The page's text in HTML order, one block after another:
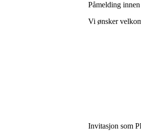
Påmelding
Vi ønsker
Invitasjon som